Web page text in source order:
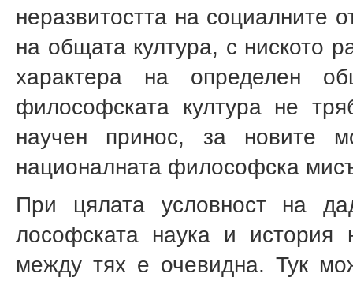
неразвитостта на социалните
на общата култура, с ниското
характера на определен
философ­ската култура не
научен принос, за новите
националната философска
При цялата условност на
лософската наука и история
между тях е очевидна. Тук